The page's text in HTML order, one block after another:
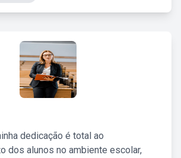
dedicação é total ao
dos alunos no ambiente escolar,